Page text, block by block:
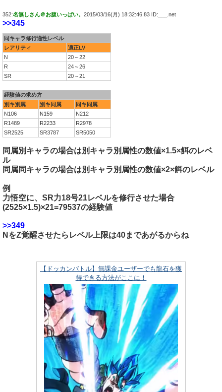
352:名無しさん＠お腹いっぱい。 2015/03/16(月) 18:32:46.83 ID:___.net
>>345
同キャラ修行適性レベル
レアリティ
適正LV
N
20～22
R
24～26
SR
20～21
経験値の求め方
別キ別属
別キ同属
同キ同属
N106
N159
N212
R1489
R2233
R2978
SR2525
SR3787 SR5050
同属別キャラの場合は別キャラ別属性の数値×1.5×餌のレベ
ル
同属同キャラの場合は別キャラ別属性の数値×2×餌のレベル
例
力悟空に、SR力18号21レベルを修行させた場合
(2525×1.5)×21=79537の経験値
>>349
NをZ覚醒させたらレベル上限は40まであがるからね
【ドッカンバトル】無課金ユーザーでも龍石を獲
得できる方法がここに！